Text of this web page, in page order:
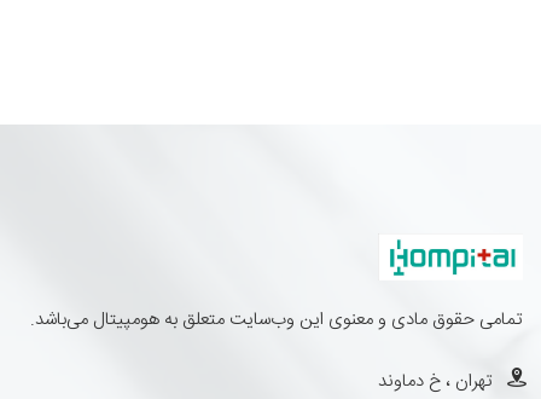
تمامی حقوق مادی و معنوی این وب‌سایت متعلق به هومپیتال می‌باشد.
تهران ، خ دماوند